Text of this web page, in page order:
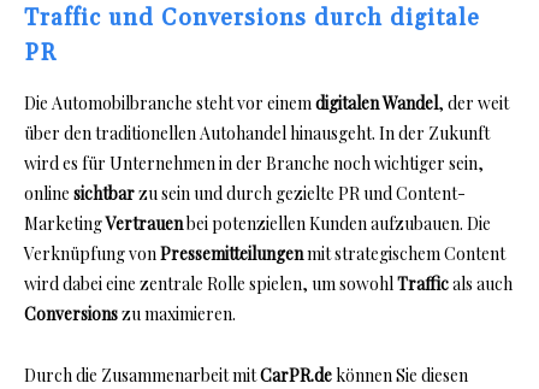
Traffic und Conversions durch digitale
PR
Die Automobilbranche steht vor einemdigitalen Wandel, der weit
über den traditionellen Autohandel hinausgeht. In der Zukunft
wird es für Unternehmen in der Branche noch wichtiger sein,
online sichtbarzu sein und durch gezielte PR und Content-
MarketingVertrauenbei potenziellen Kunden aufzubauen. Die
Verknüpfung vonPressemitteilungenmit strategischem Content
wird dabei eine zentrale Rolle spielen, um sowohlTrafficals auch
Conversionszu maximieren.
Durch die Zusammenarbeit mitCarPR.dekönnen Sie diesen